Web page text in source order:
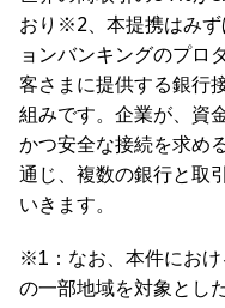
おり※2、本提携はみず
ョンバンキングのプロ
客さまに提供する銀行
組みです。企業が、資
かつ安全な接続を求め
通じ、複数の銀行と取
いきます。
※1：なお、本件におけ
の一部地域を対象とし